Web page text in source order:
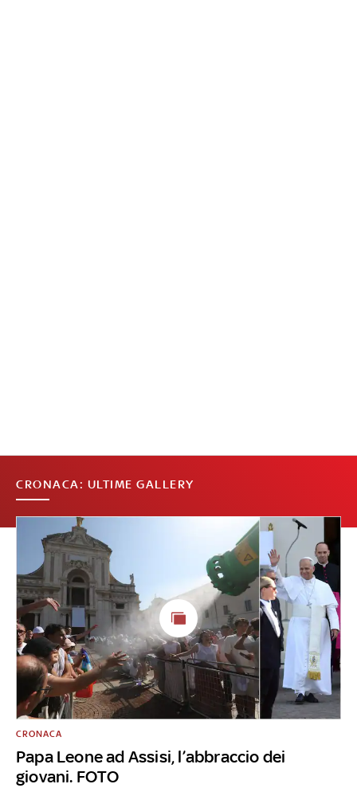
CRONACA: ULTIME GALLERY
Papa Leone ad Assisi, l’abbraccio dei
giovani. FOTO
CRONACA